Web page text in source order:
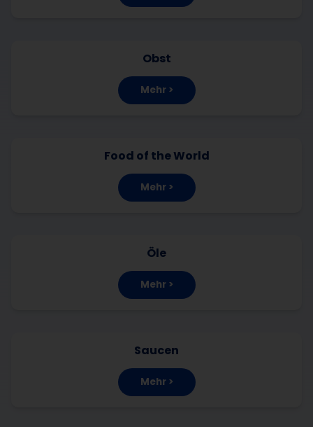
Obst
Mehr >
Food of the World
Mehr >
Öle
Mehr >
Saucen
Mehr >